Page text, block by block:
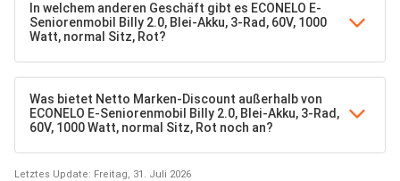
In welchem anderen Geschäft gibt es ECONELO E-
Seniorenmobil Billy 2.0, Blei-Akku, 3-Rad, 60V, 1000
Watt, normal Sitz, Rot?
Was bietet Netto Marken-Discount außerhalb von
ECONELO E-Seniorenmobil Billy 2.0, Blei-Akku, 3-Rad,
60V, 1000 Watt, normal Sitz, Rot noch an?
Letztes Update: Freitag, 31. Juli 2026